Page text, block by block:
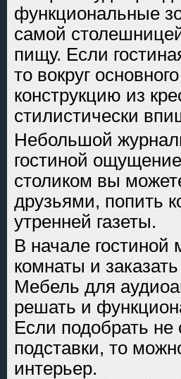
функциональные
самой
пищу. Если
то вокруг
конструкцию из
стилистически
Небольшой
гостиной
столиком вы
друзьями, попить
утренней газеты.
В начале гостиной
комнаты и
Мебель для
решать и
Если подобрать
подставки, то
интерьер.